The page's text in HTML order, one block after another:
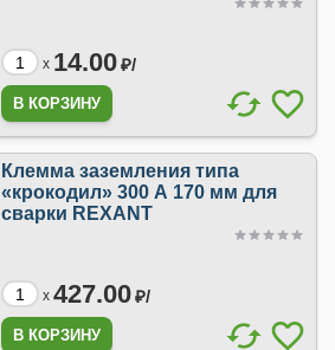
x 14.00₽/
Клемма заземления типа
«крокодил» 300 А 170 мм для
сварки REXANT
x 427.00₽/